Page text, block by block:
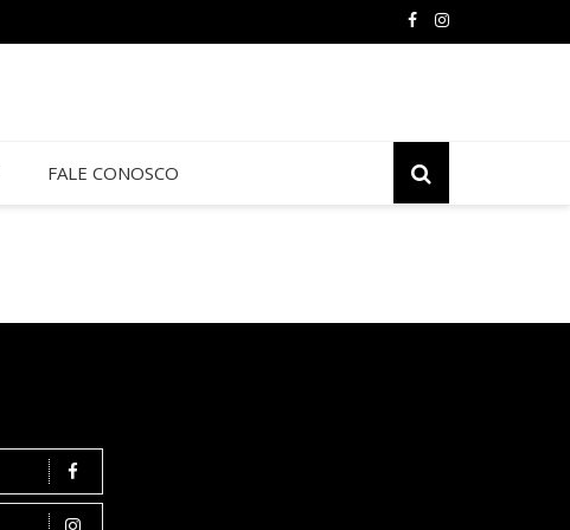
FALE CONOSCO